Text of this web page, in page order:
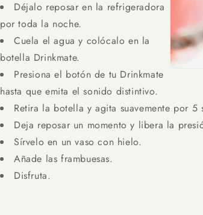
Déjalo reposar en la refrigeradora
por toda la noche.
Cuela el agua y colócalo en la
botella Drinkmate.
Presiona el botón de tu Drinkmate
hasta que emita el sonido distintivo.
Retira la botella y agita suavemente por 5
Deja reposar un momento y libera la
Sírvelo en un vaso con hielo.
Añade las frambuesas.
Disfruta.